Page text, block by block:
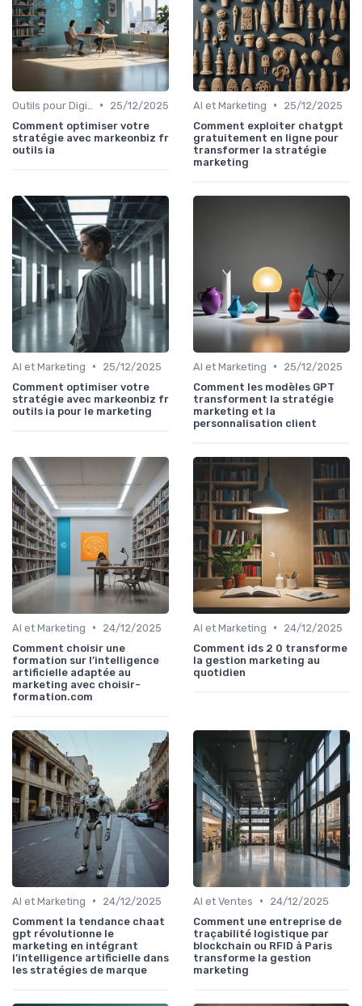
•
25/12/2025
Comment optimiser votre
stratégie avec markeonbiz fr
outils ia
AI et Marketing •
25/12/2025
Comment exploiter chatgpt
gratuitement en ligne pour
transformer la stratégie
marketing
AI et Marketing •
25/12/2025
Comment optimiser votre
stratégie avec markeonbiz fr
outils ia pour le marketing
AI et Marketing •
25/12/2025
Comment les modèles GPT
transforment la stratégie
marketing et la
personnalisation client
AI et Marketing •
24/12/2025
Comment choisir une
formation sur l’intelligence
artificielle adaptée au
marketing avec choisir-
formation.com
AI et Marketing •
24/12/2025
Comment ids 2 0 transforme
la gestion marketing au
quotidien
AI et Marketing •
24/12/2025
Comment la tendance chaat
gpt révolutionne le
marketing en intégrant
l’intelligence artificielle dans
les stratégies de marque
AI et Ventes •
24/12/2025
Comment une entreprise de
traçabilité logistique par
blockchain ou RFID à Paris
transforme la gestion
marketing